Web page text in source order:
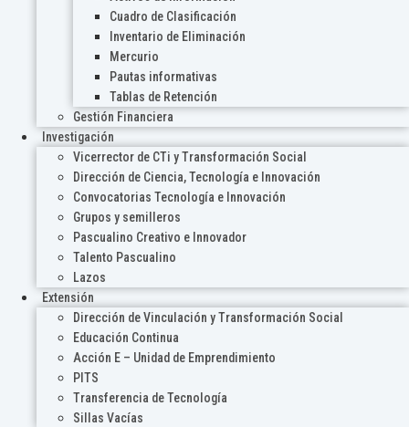
Cuadro de Clasificación
Inventario de Eliminación
Mercurio
Pautas informativas
Tablas de Retención
Gestión Financiera
Investigación
Vicerrector de CTi y Transformación Social
Dirección de Ciencia, Tecnología e Innovación
Convocatorias Tecnología e Innovación
Grupos y semilleros
Pascualino Creativo e Innovador
Talento Pascualino
Lazos
Extensión
Dirección de Vinculación y Transformación Social
Educación Continua
Acción E – Unidad de Emprendimiento
PITS
Transferencia de Tecnología
Sillas Vacías